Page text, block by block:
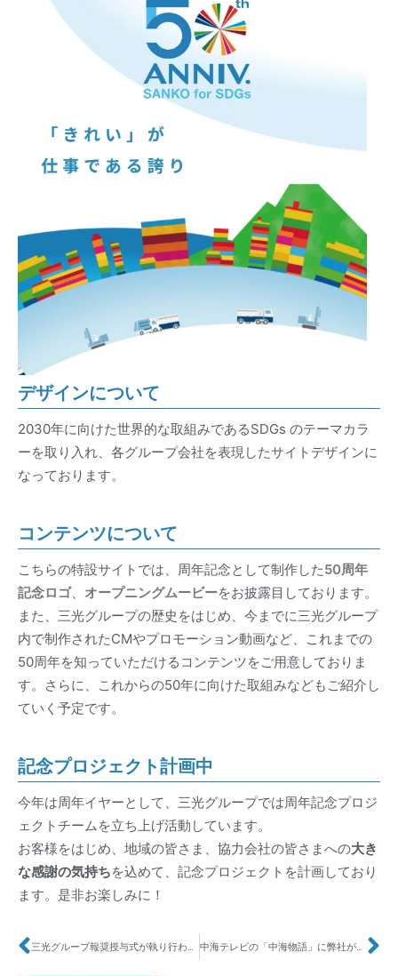
デザインについて
2030年に向けた世界的な取組みであるSDGs のテーマカラ
ーを取り入れ、各グループ会社を表現したサイトデザインに
なっております。
コンテンツについて
こちらの特設サイトでは、周年記念として制作した50周年
記念ロゴ、 オープニングムービーをお披露目しております。
また、三光グループの歴史をはじめ、今までに三光グループ
内で制作されたCMやプロモーション動画など、これまでの
50周年を知っていただけるコンテンツをご用意しておりま
す。さらに、これからの50年に向けた取組みなどもご紹介し
ていく予定です。
記念プロジェクト計画中
今年は周年イヤーとして、三光グループでは周年記念プロジ
ェクトチームを立ち上げ活動しています。
お客様をはじめ、地域の皆さま、協力会社の皆さまへの大き
な感謝の気持ちを込めて、記念プロジェクトを計画しており
ます。是非お楽しみに！
中海テレビの「中海物語」に弊社が登場いたします！